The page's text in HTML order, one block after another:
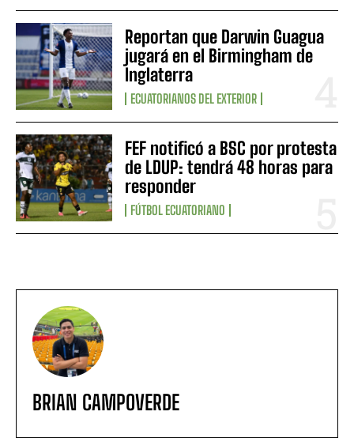
Reportan que Darwin Guagua
jugará en el Birmingham de
Inglaterra
ECUATORIANOS DEL EXTERIOR
FEF notificó a BSC por protesta
de LDUP: tendrá 48 horas para
responder
FÚTBOL ECUATORIANO
BRIAN CAMPOVERDE